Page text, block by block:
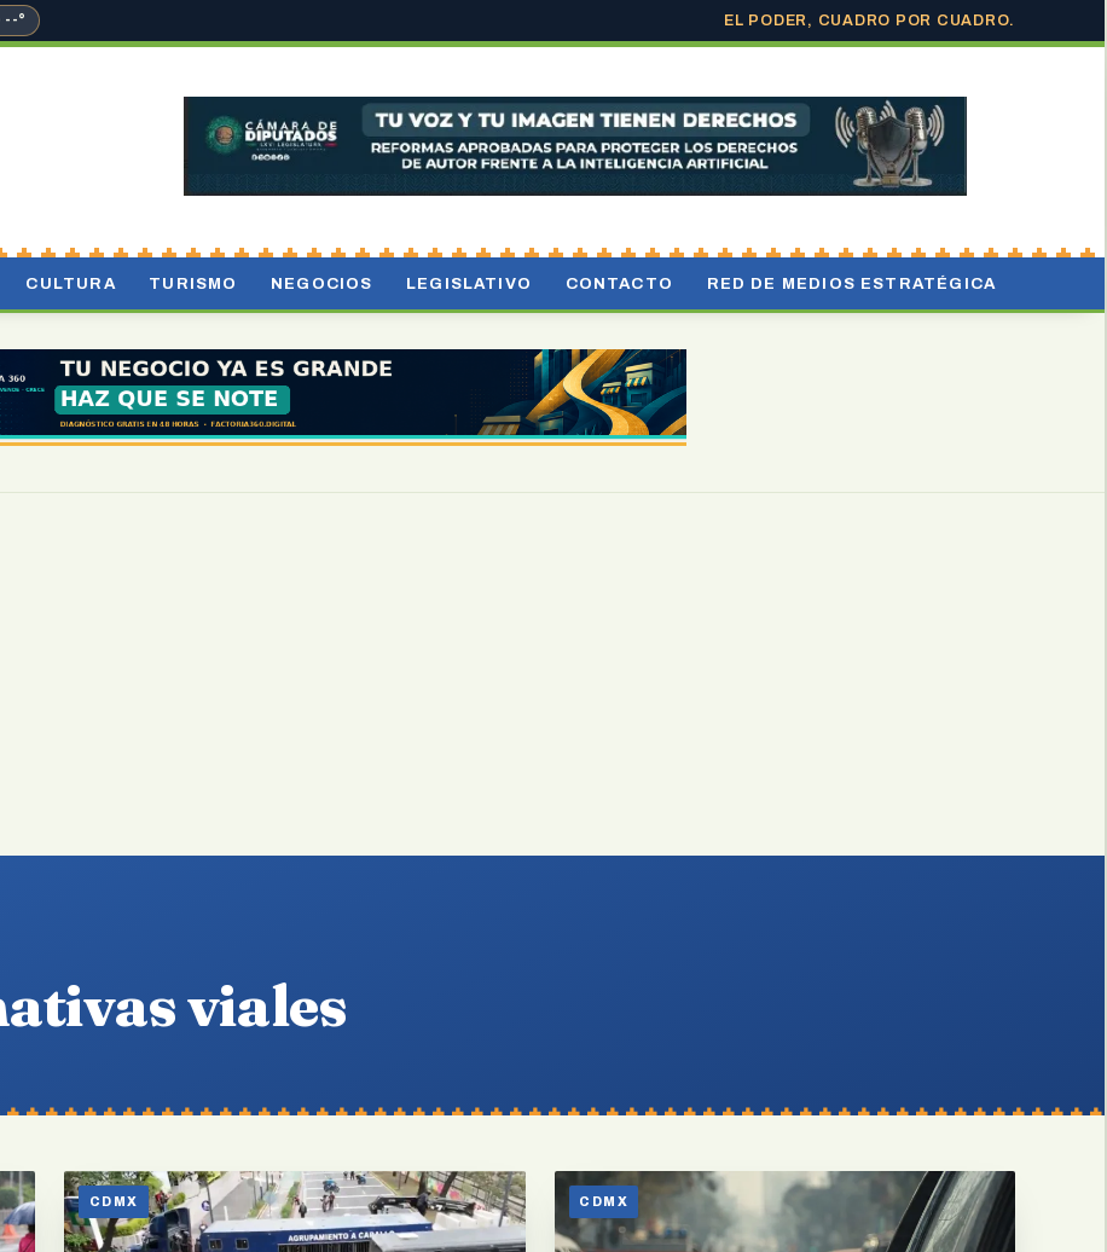
° EL PODER, CUADRO POR CUADRO.
CULTURA TURISMO NEGOCIOS LEGISLATIVO CONTACTO RED DE MEDIOS ESTRATÉGICA
viales
CDMX CDMX